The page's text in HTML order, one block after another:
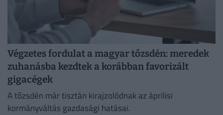
Végzetes fordulat a magyar tőzsdén: meredek
zuhanásba kezdtek a korábban favorizált
gigacégek
A tőzsdén már tisztán kirajzolódnak az áprilisi
kormányváltás gazdasági hatásai.